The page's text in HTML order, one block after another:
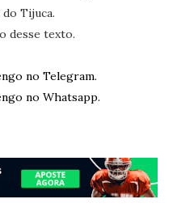
do Tijuca.
desse texto.
no Telegram.
no Whatsapp.